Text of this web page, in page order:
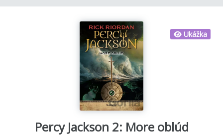
Ukážka
Percy Jackson 2: More oblúd